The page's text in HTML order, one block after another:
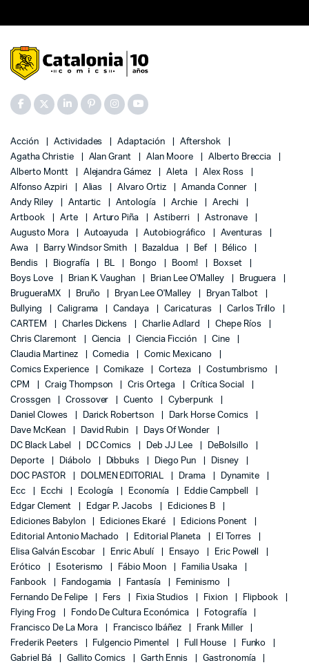
Acción Actividades Adaptación
Aftershok
Agatha Christie
Alan Grant Alan Moore
Alberto Breccia
Alberto Montt
Alejandra Gámez Aleta
Alex Ross
Alfonso Azpiri
Alias Alvaro Ortiz
Amanda Conner
Andy Riley
Antartic Antología Archie
Arechi
Artbook
Arte Arturo Piña Astiberri
Astronave
Augusto Mora
Autoayuda Autobiográfico
Aventuras
Awa
Barry Windsor Smith Bazaldua Bef
Bélico
Bendis
Biografía BL Bongo Boom!
Boxset
Boys Love
Brian K. Vaughan Brian Lee O'Malley
Bruguera
BrugueraMX
Bruño Bryan Lee O'Malley
Bryan Talbot
Bullying
Caligrama Candaya Caricaturas
Carlos Trillo
CARTEM
Charles Dickens Charlie Adlard
Chepe Ríos
Chris Claremont
Ciencia Ciencia Ficción
Cine
Claudia Martinez
Comedia
Comic Mexicano
Comics Experience
Comikaze Corteza
Costumbrismo
CPM
Craig Thompson Cris Ortega
Crítica Social
Crossgen
Crossover Cuento
Cyberpunk
Daniel Clowes
Darick Robertson
Dark Horse Comics
Dave McKean
David Rubin
Days Of Wonder
DC Black Label
DC Comics Deb JJ Lee
DeBolsillo
Deporte
Diábolo Dibbuks Diego Pun
Disney
DOC PASTOR
DOLMEN EDITORIAL Drama
Dynamite
Ecc
Ecchi Ecología Economía
Eddie Campbell
Edgar Clement
Edgar P. Jacobs
Ediciones B
Ediciones Babylon
Ediciones Ekaré
Edicions Ponent
Editorial Antonio Machado
Editorial Planeta
El Torres
Elisa Galván Escobar
Enric Abulí Ensayo
Eric Powell
Erótico
Esoterismo Fábio Moon
Familia Usaka
Fanbook
Fandogamia Fantasía
Feminismo
Fernando De Felipe
Fers Fixia Studios Fixion
Flipbook
Flying Frog
Fondo De Cultura Económica
Fotografía
Francisco De La Mora
Francisco Ibáñez
Frank Miller
Frederik Peeters
Fulgencio Pimentel Full House
Funko
Gabriel Bá
Gallito Comics Garth Ennis
Gastronomía